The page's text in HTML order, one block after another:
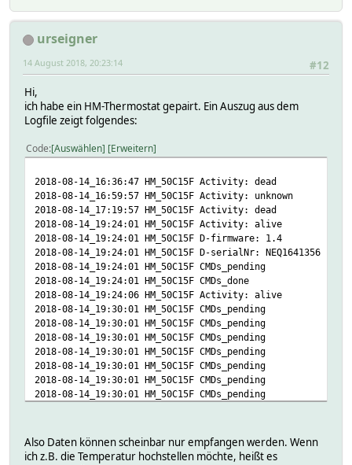
urseigner
#12
14 August 2018, 20:23:14
Hi,
ich habe ein HM-Thermostat gepairt. Ein Auszug aus dem
Logfile zeigt folgendes:
Code Auswählen Erweitern
2018-08-14_16:36:47 HM_50C15F Activity: dead
2018-08-14_16:59:57 HM_50C15F Activity: unknown
2018-08-14_17:19:57 HM_50C15F Activity: dead
2018-08-14_19:24:01 HM_50C15F Activity: alive
2018-08-14_19:24:01 HM_50C15F D-firmware: 1.4
2018-08-14_19:24:01 HM_50C15F D-serialNr: NEQ1641356
2018-08-14_19:24:01 HM_50C15F CMDs_pending
2018-08-14_19:24:01 HM_50C15F CMDs_done
2018-08-14_19:24:06 HM_50C15F Activity: alive
2018-08-14_19:30:01 HM_50C15F CMDs_pending
2018-08-14_19:30:01 HM_50C15F CMDs_pending
2018-08-14_19:30:01 HM_50C15F CMDs_pending
2018-08-14_19:30:01 HM_50C15F CMDs_pending
2018-08-14_19:30:01 HM_50C15F CMDs_pending
2018-08-14_19:30:01 HM_50C15F CMDs_pending
2018-08-14_19:30:01 HM_50C15F CMDs_pending
2018-08-14_19:30:01 HM_50C15F CMDs_pending
2018-08-14_19:30:01 HM_50C15F CMDs_pending
Also Daten können scheinbar nur empfangen werden. Wenn
ich z.B. die Temperatur hochstellen möchte, heißt es